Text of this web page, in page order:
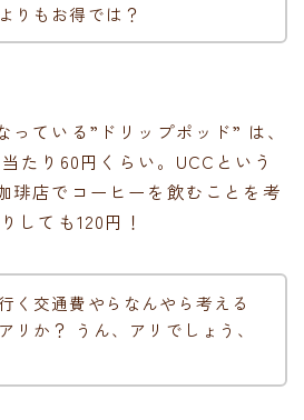
りもお得では？
っている”ドリップポッド” は、
たり60円くらい。UCCという
琲店でコーヒーを飲むことを考
しても120円！
く交通費やらなんやら考える
リか？ うん、アリでしょう、